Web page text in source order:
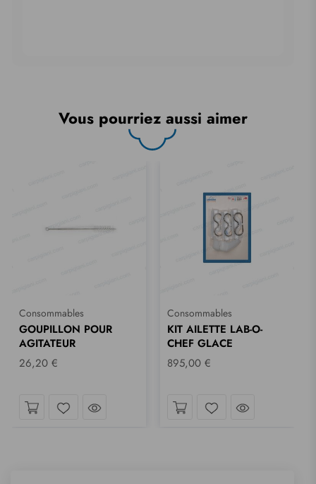
Vous pourriez aussi aimer
d´œil
Consommables
GOUPILLON POUR
AGITATEUR
26,20 €
Jetez un coup d´œil
Consommables
KIT AILETTE LAB-O-
CHEF GLACE
895,00 €
Jetez un